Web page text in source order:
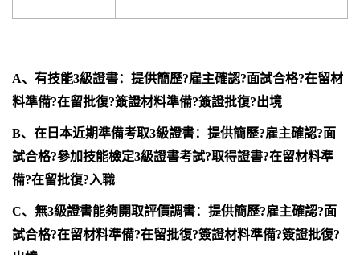
A、有技能3級證書：提供簡歷?雇主確認?面試合格?在留材
料準備?在留批復?簽證材料準備?簽證批復?出境
B、在日本近期準備考取3級證書：提供簡歷?雇主確認?面
試合格?參加技能檢定3級證書考試?取得證書?在留材料準
備?在留批復?入職
C、無3級證書能夠開取評價調書：提供簡歷?雇主確認?面
試合格?在留材料準備?在留批復?簽證材料準備?簽證批復?